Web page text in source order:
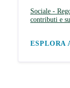
Sociale -
contributi e
ESPLORA